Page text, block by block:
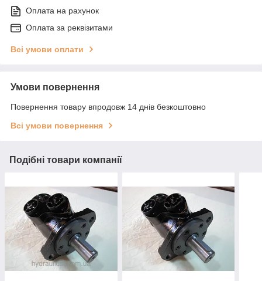
Оплата на рахунок
Оплата за реквізитами
Всі умови оплати
Умови повернення
Повернення товару впродовж 14 днів безкоштовно
Всі умови повернення
Подібні товари компанії